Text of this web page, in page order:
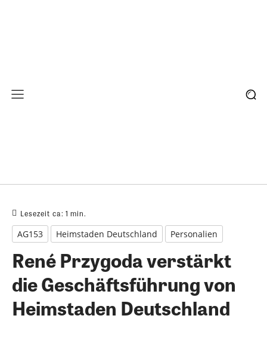
Lesezeit ca: 1 min.
AG153 Heimstaden Deutschland Personalien
René Przygoda verstärkt
die Geschäftsführung von
Heimstaden Deutschland